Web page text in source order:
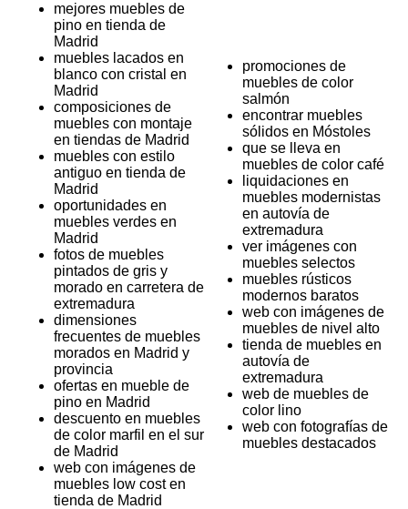
mejores muebles de
pino en tienda de
Madrid
muebles lacados en
blanco con cristal en
Madrid
composiciones de
muebles con montaje
en tiendas de Madrid
muebles con estilo
antiguo en tienda de
Madrid
oportunidades en
muebles verdes en
Madrid
fotos de muebles
pintados de gris y
morado en carretera de
extremadura
dimensiones
frecuentes de muebles
morados en Madrid y
provincia
ofertas en mueble de
pino en Madrid
descuento en muebles
de color marfil en el sur
de Madrid
web con imágenes de
muebles low cost en
tienda de Madrid
promociones de
muebles de color
salmón
encontrar muebles
sólidos en Móstoles
que se lleva en
muebles de color café
liquidaciones en
muebles modernistas
en autovía de
extremadura
ver imágenes con
muebles selectos
muebles rústicos
modernos baratos
web con imágenes de
muebles de nivel alto
tienda de muebles en
autovía de
extremadura
web de muebles de
color lino
web con fotografías de
muebles destacados